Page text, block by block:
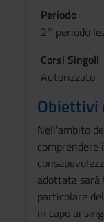
Periodo
2° periodo
Corsi Singoli
Autorizzato
Obiettivi
Nell'ambito
adottata sarà
particolare
in capo ai